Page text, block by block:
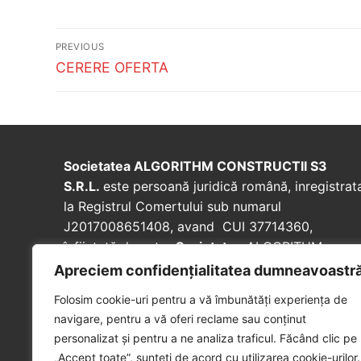
Apreciem confidențialitatea
Folosim cookie-uri pentru a vă îmbunătăți experiența de
navigare, pentru a vă oferi reclame sau conținut
personalizat și pentru a ne analiza traficul. Făcând clic pe
„Accept toate”, sunteți de acord cu utilizarea cookie-urilor.
Post
navigation
PREVIOUS
Previous
CERERE OFERTA
Societatea ALGORITHM CONSTRUCTII S3
S.R.L. este persoană juridică română,
la Registrul Comertului sub numarul
J2017008651408, avand CUI 37714360,
înfiinţată de catreSocietateaALGORITHM
RESIDENTIAL S3 SRL in vederea realizarii
in siguranta, reabilitarea si consolidarea
monumentului istoric”Hala Laminor”.